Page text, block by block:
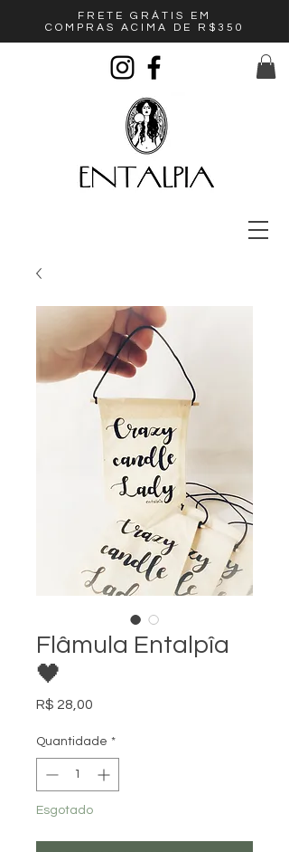
FRETE GRÁTIS EM
COMPRAS ACIMA DE R$350
Flâmula Entalpîa
🖤
R$ 28,00
Quantidade *
Esgotado